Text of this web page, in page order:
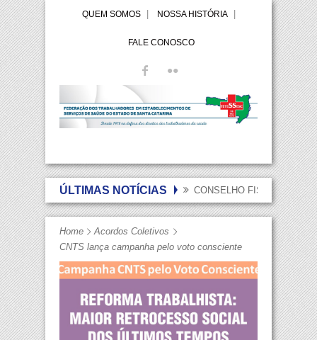
QUEM SOMOS NOSSA HISTÓRIA
FALE CONOSCO
ÚLTIMAS NOTÍCIAS CONSELHO FISCAL DA
Home
Acordos Coletivos
CNTS lança campanha pelo voto consciente